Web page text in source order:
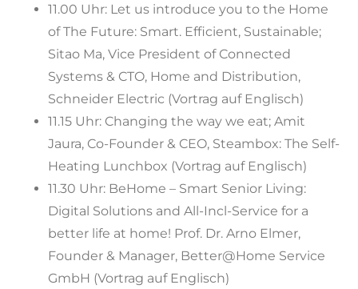
11.00 Uhr: Let us introduce you to the Home
of The Future: Smart. Efficient, Sustainable;
Sitao Ma, Vice President of Connected
Systems & CTO, Home and Distribution,
Schneider Electric (Vortrag auf Englisch)
11.15 Uhr: Changing the way we eat; Amit
Jaura, Co-Founder & CEO, Steambox: The Self-
Heating Lunchbox (Vortrag auf Englisch)
11.30 Uhr: BeHome – Smart Senior Living:
Digital Solutions and All-Incl-Service for a
better life at home! Prof. Dr. Arno Elmer,
Founder & Manager, Better@Home Service
GmbH (Vortrag auf Englisch)